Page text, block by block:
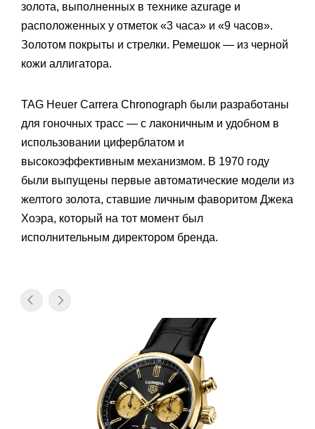
золота, выполненных в технике azurage и
расположенных у отметок «3 часа» и «9 часов».
Золотом покрыты и стрелки. Ремешок — из черной
кожи аллигатора.
TAG Heuer Carrera Chronograph были разработаны
для гоночных трасс — с лаконичным и удобном в
использовании циферблатом и
высокоэффективным механизмом. В 1970 году
были выпущены первые автоматические модели из
желтого золота, ставшие личным фаворитом Джека
Хоэра, который на тот момент был
исполнительным директором бренда.